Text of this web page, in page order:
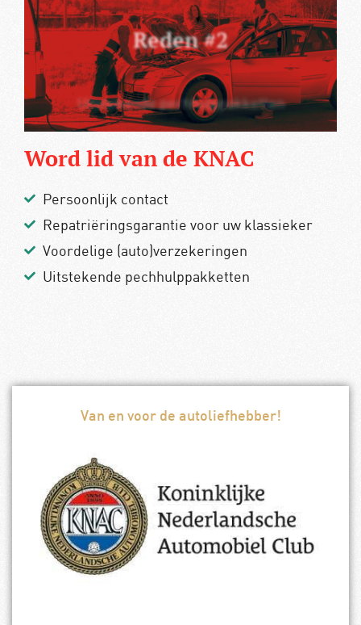
Reden #2
Uitstekende pechhulppakketten
Word lid van de KNAC
Persoonlijk contact
Repatriëringsgarantie voor uw klassieker
Voordelige (auto)verzekeringen
Uitstekende pechhulppakketten
Van en voor de autoliefhebber!